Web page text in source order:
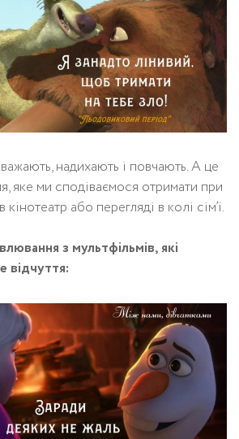
надихають і повчають. А це
яке ми сподіваємося отримати при
або перегляді в колі сім’ї.
з мультфільмів, які
відчуття: